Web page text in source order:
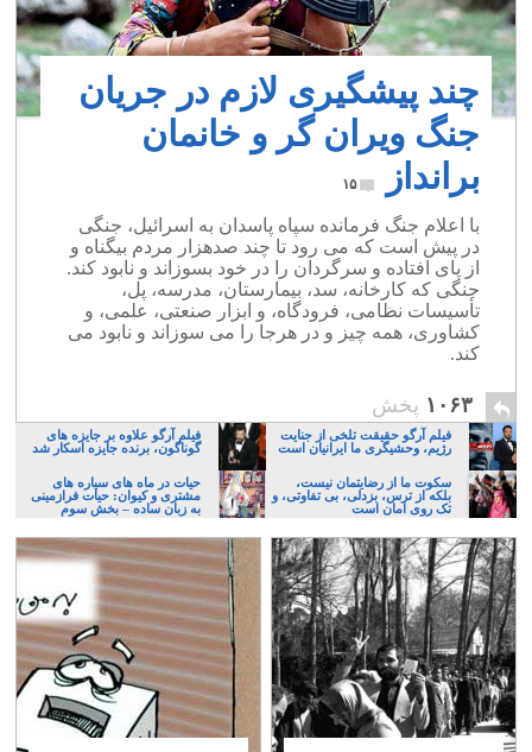
چند پیشگیری لازم در جریان
جنگ ویران گر و خانمان
برانداز
۱۵
با اعلام جنگ فرمانده سپاه پاسدان به اسرائیل، جنگی
در پیش است که می رود تا چند صدهزار مردم بیگناه و
از پای افتاده و سرگردان را در خود بسوزاند و نابود کند.
جنگی که کارخانه، سد، بیمارستان، مدرسه، پل،
تأسیسات نظامی، فرودگاه، و ابزار صنعتی، علمی، و
کشاوری، همه چیز و در هرجا را می سوزاند و نابود می
کند.
۱۰۶۳ پخش
فیلم آرگو حقیقت تلخی از جنایت
رژیم، وحشیگری ما ایرانیان است
فیلم آرگو علاوه بر جایزه های
گوناگون، برنده جایزه اسکار شد
سکوت ما از رضایتمان نیست،
بلکه از ترس، بزدلی، بی تفاوتی، و
تک روی امان است
حیات در ماه های سیاره های
مشتری و کیوان: حیات فرازمینی
به زبان ساده – بخش سوم